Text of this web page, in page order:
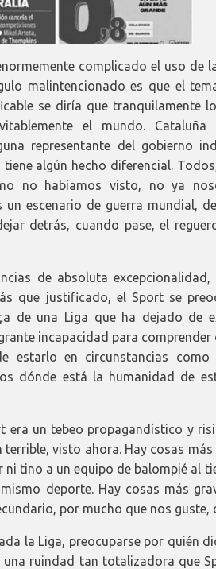
complicado el uso de
malintencionado es que el
se diría que tranquilamente
el mundo. Cataluña
representante del gobierno
algún hecho diferencial.
no habíamos visto, no ya
un escenario de guerra mundial,
detrás, cuando pase, el
de absoluta
que justificado, el Sport se
de una Liga que ha dejado de
incapacidad para
estarlo en circunstancias
dónde está la humanidad de
era un tebeo propagandístico y
visto ahora. Hay cosas
tino a un equipo de balompié al
deporte. Hay cosas más
por mucho que nos guste,
la Liga, preocuparse por quién
ruindad tan totalizadora que